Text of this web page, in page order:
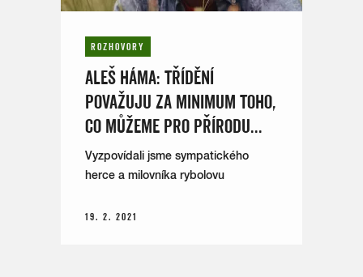
ROZHOVORY
ALEŠ HÁMA: TŘÍDĚNÍ
POVAŽUJU ZA MINIMUM TOHO,
CO MŮŽEME PRO PŘÍRODU...
Vyzpovídali jsme sympatického
herce a milovníka rybolovu
19. 2. 2021